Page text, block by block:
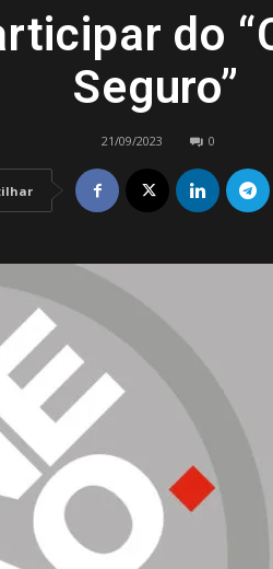
do
Seguro”
21/09/2023 0